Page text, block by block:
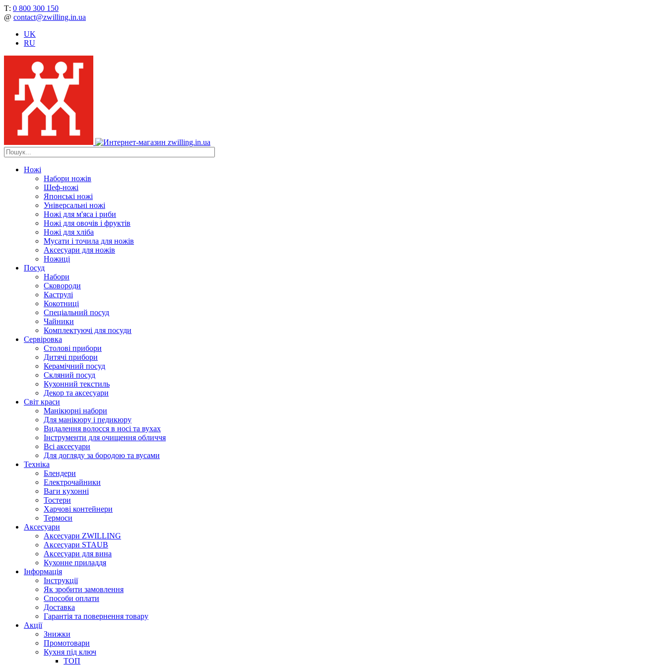
Т: 0 800 300 150
@ contact@zwilling.in.ua
UK
RU
Ножі
Набори ножів
Шеф-ножі
Японські ножі
Універсальні ножі
Ножі для м'яса і риби
Ножі для овочів і фруктів
Ножі для хліба
Мусати і точила для ножів
Аксесуари для ножів
Ножиці
Посуд
Набори
Сковороди
Каструлі
Кокотниці
Cпеціальний посуд
Чайники
Комплектуючі для посуди
Сервіровка
Столові прибори
Дитячі прибори
Керамічний посуд
Скляний посуд
Кухонний текстиль
Декор та аксесуари
Світ краси
Манікюрні набори
Для манікюру і педикюру
Видалення волосся в носі та вухах
Інструменти для очищення обличчя
Всі аксесуари
Для догляду за бородою та вусами
Техніка
Блендери
Електрочайники
Ваги кухонні
Тостери
Харчові контейнери
Термоси
Аксесуари
Аксесуари ZWILLING
Аксесуари STAUB
Аксесуари для вина
Кухонне приладдя
Інформація
Інструкції
Як зробити замовлення
Способи оплати
Доставка
Гарантія та повернення товару
Акції
Знижки
Промотовари
Кухня під ключ
ТОП